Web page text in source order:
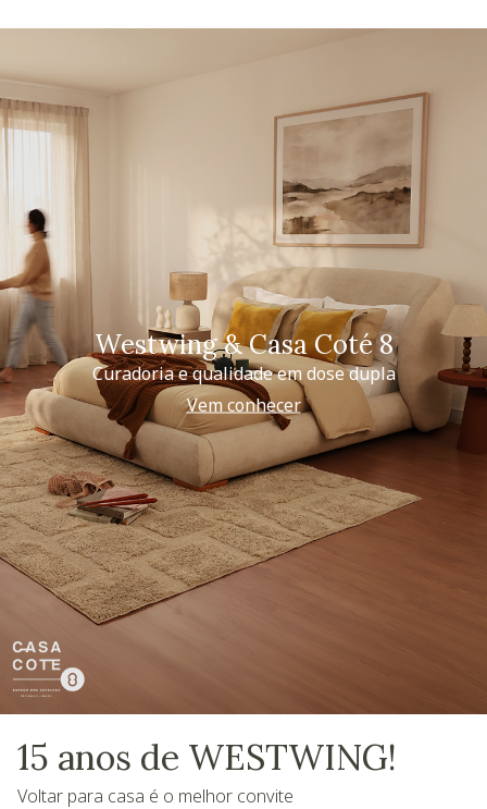
Westwing & Casa Coté 8
Curadoria e qualidade em dose dupla
Vem conhecer
15 anos de WESTWING!
Voltar para casa é o melhor convite